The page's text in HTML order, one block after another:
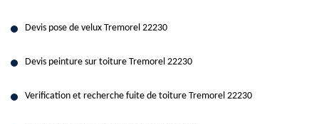
Devis pose de velux Tremorel 22230
Devis peinture sur toiture Tremorel 22230
Verification et recherche fuite de toiture Tremorel 22230